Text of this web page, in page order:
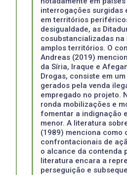
interrogações surgidas
em territórios
desigualdade, as
cosubstancializadas
amplos territórios. O
Andreas (2019)
da Síria, Iraque e
Drogas, consiste em
gerados pela venda
empregado no projeto.
ronda mobilizações e
fomentar a indignação
menor. A literatura
(1989) menciona como
confrontacionais de
o alcance da contenda
literatura encara a
perseguição e